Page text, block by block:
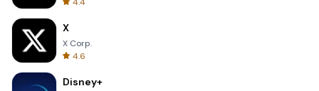
X
X Corp.
4.6
Disney+